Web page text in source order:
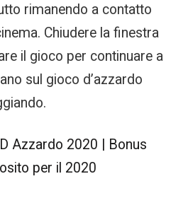
rimanendo a contatto
Chiudere la finestra
il gioco per continuare a
sul gioco d’azzardo
Azzardo 2020 | Bonus
per il 2020